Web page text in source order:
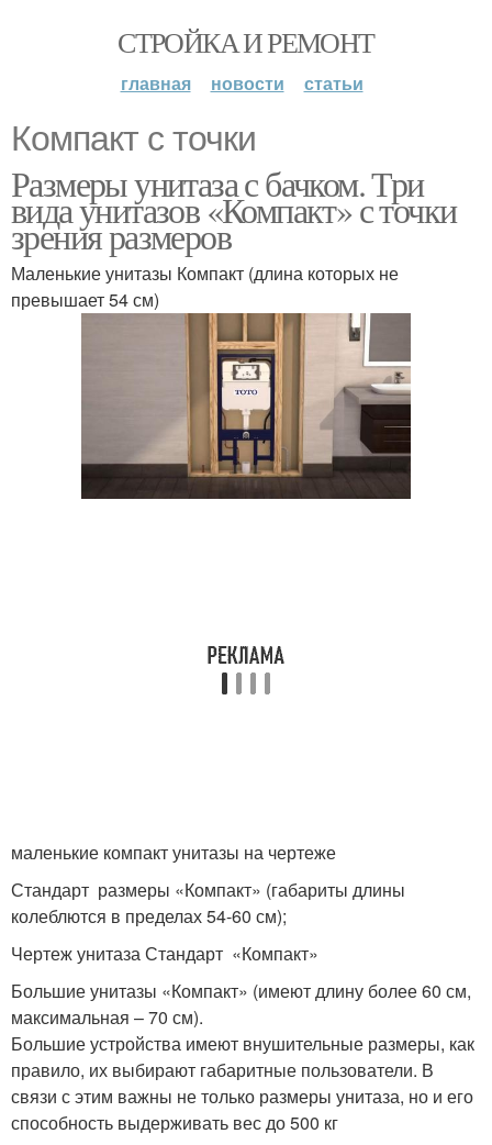
СТРОЙКА И РЕМОНТ
главная новости статьи
Компакт с точки
Размеры унитаза с бачком. Три
вида унитазов «Компакт» с точки
зрения размеров
Маленькие унитазы Компакт (длина которых не
превышает 54 см)
маленькие компакт унитазы на чертеже
Стандарт размеры «Компакт» (габариты длины
колеблются в пределах 54-60 см);
Чертеж унитаза Стандарт «Компакт»
Большие унитазы «Компакт» (имеют длину более 60 см,
максимальная – 70 см).
Большие устройства имеют внушительные размеры, как
правило, их выбирают габаритные пользователи. В
связи с этим важны не только размеры унитаза, но и его
способность выдерживать вес до 500 кг